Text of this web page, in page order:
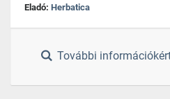
Eladó: Herbatica
További